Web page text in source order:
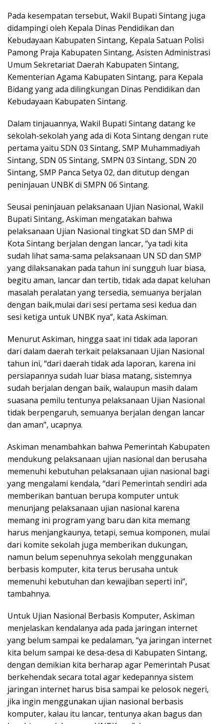
Pada kesempatan tersebut, Wakil Bupati Sintang juga
didampingi oleh Kepala Dinas Pendidikan dan
Kebudayaan Kabupaten Sintang, Kepala Satuan Polisi
Pamong Praja Kabupaten Sintang, Asisten Administrasi
Umum Sekretariat Daerah Kabupaten Sintang,
Kementerian Agama Kabupaten Sintang, para Kepala
Bidang yang ada dilingkungan Dinas Pendidikan dan
Kebudayaan Kabupaten Sintang.
Dalam tinjauannya, Wakil Bupati Sintang datang ke
sekolah-sekolah yang ada di Kota Sintang dengan rute
pertama yaitu SDN 03 Sintang, SMP Muhammadiyah
Sintang, SDN 05 Sintang, SMPN 03 Sintang, SDN 20
Sintang, SMP Panca Setya 02, dan ditutup dengan
peninjauan UNBK di SMPN 06 Sintang.
Seusai peninjauan pelaksanaan Ujian Nasional, Wakil
Bupati Sintang, Askiman mengatakan bahwa
pelaksanaan Ujian Nasional tingkat SD dan SMP di
Kota Sintang berjalan dengan lancar, “ya tadi kita
sudah lihat sama-sama pelaksanaan UN SD dan SMP
yang dilaksanakan pada tahun ini sungguh luar biasa,
begitu aman, lancar dan tertib, tidak ada dapat keluhan
masalah peralatan yang tersedia, semuanya berjalan
dengan baik,mulai dari sesi pertama sesi kedua dan
sesi ketiga untuk UNBK nya”, kata Askiman.
Menurut Askiman, hingga saat ini tidak ada laporan
dari dalam daerah terkait pelaksanaan Ujian Nasional
tahun ini, “dari daerah tidak ada laporan, karena ini
persiapannya sudah luar biasa matang, sistemnya
sudah berjalan dengan baik, walaupun masih dalam
suasana pemilu tentunya pelaksanaan Ujian Nasional
tidak berpengaruh, semuanya berjalan dengan lancar
dan aman”, ucapnya.
Askiman menambahkan bahwa Pemerintah Kabupaten
mendukung pelaksanaan ujian nasional dan berusaha
memenuhi kebutuhan pelaksanaan ujian nasional bagi
yang mengalami kendala, “dari Pemerintah sendiri ada
memberikan bantuan berupa komputer untuk
menunjang pelaksanaan ujian nasional karena
memang ini program yang baru dan kita memang
harus menjangkaunya, tetapi, semua komponen, mulai
dari komite sekolah juga memberikan dukungan,
namun belum sepenuhnya sekolah menggunakan
berbasis komputer, kita terus berusaha untuk
memenuhi kebutuhan dan kewajiban seperti ini”,
tambahnya.
Untuk Ujian Nasional Berbasis Komputer, Askiman
menjelaskan kendalanya ada pada jaringan internet
yang belum sampai ke pedalaman, “ya jaringan internet
kita belum sampai ke desa-desa di Kabupaten Sintang,
dengan demikian kita berharap agar Pemerintah Pusat
berkehendak secara total agar kedepannya sistem
jaringan internet harus bisa sampai ke pelosok negeri,
jika ingin menggunakan ujian nasional berbasis
komputer, kalau itu lancar, tentunya akan bagus dan